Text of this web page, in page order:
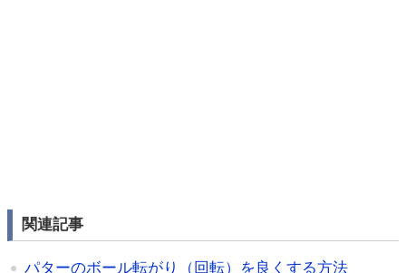
関連記事
パターのボール転がり（回転）を良くする方法